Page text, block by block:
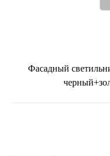
Фасадный